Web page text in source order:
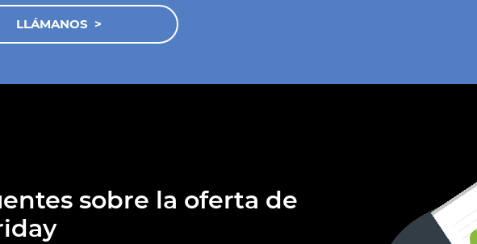
LLÁMANOS
sobre la oferta de